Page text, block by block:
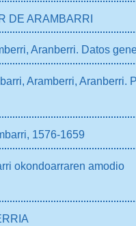
DE ARAMBARRI
Aranberri. Datos
Aramberri, Aranberri.
1576-1659
okondoarraren amodio